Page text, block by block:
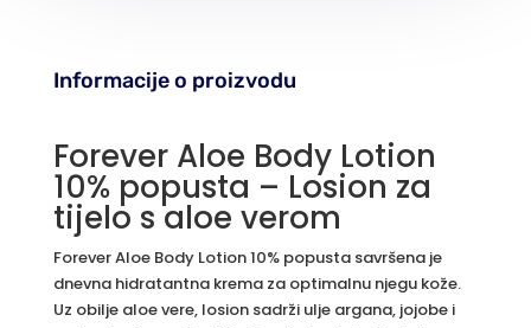
Informacije o proizvodu
Forever Aloe Body Lotion
10% popusta – Losion za
tijelo s aloe verom
Forever Aloe Body Lotion 10% popusta savršena je
dnevna hidratantna krema za optimalnu njegu kože.
Uz obilje aloe vere, losion sadrži ulje argana, jojobe i